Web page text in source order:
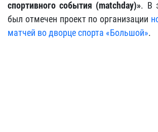
спортивного события (matchday)». В
был отмечен проект по организации
матчей во дворце спорта «Большой».